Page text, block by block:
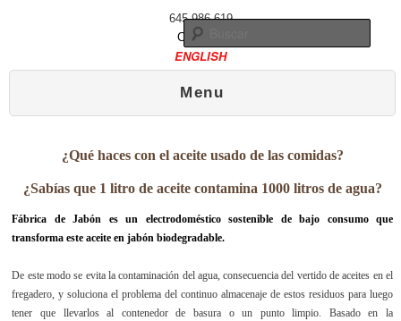
645 986 619
Contacto
ENGLISH
Menu
¿Qué haces con el aceite usado de las comidas?
¿Sabías que 1 litro de aceite contamina 1000 litros de agua?
Fábrica de Jabón es un electrodoméstico sostenible de bajo consumo que
transforma este aceite en jabón biodegradable.
De este modo se evita la contaminación del agua, consecuencia del vertido de aceites en el
fregadero, y soluciona el problema del continuo almacenaje de estos residuos para luego
tener que llevarlos al contenedor de basura o un punto limpio. Basado en la